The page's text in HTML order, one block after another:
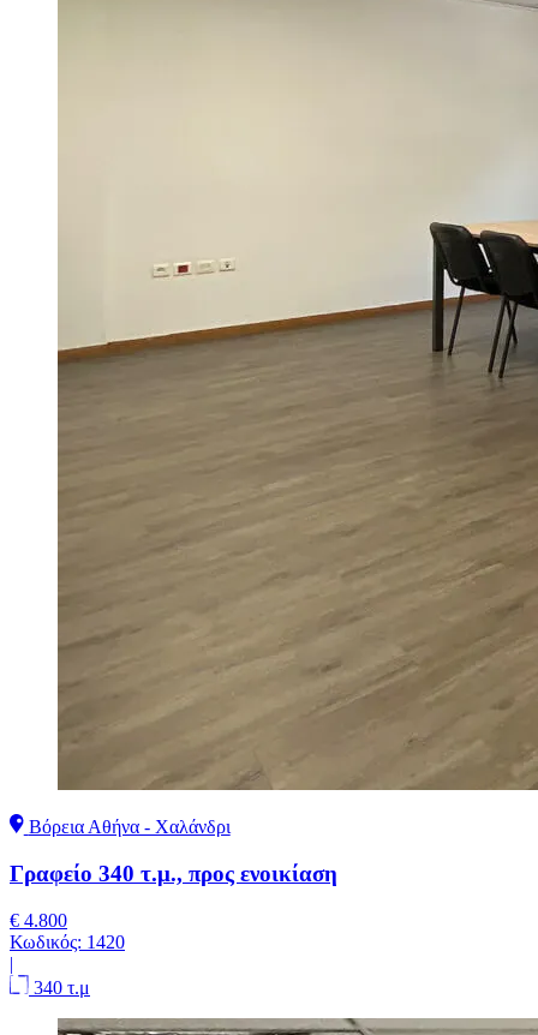
Βόρεια Αθήνα - Χαλάνδρι
Γραφείο 340 τ.μ., προς ενοικίαση
€ 4.800
Κωδικός: 1420
|
340 τ.μ